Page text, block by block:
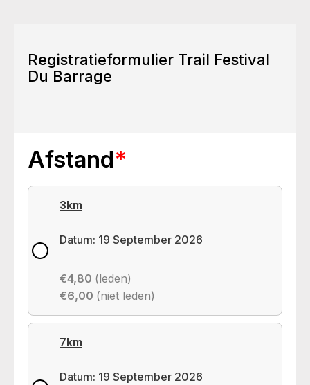
Registratieformulier Trail Festival
Du Barrage
Afstand*
3km
Datum: 19 September 2026
€4,80 (leden)
€6,00 (niet leden)
7km
Datum: 19 September 2026